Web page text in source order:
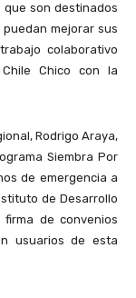
son destinados
mejorar sus
colaborativo
Chico con la
Rodrigo Araya,
Siembra Por
de emergencia a
de Desarrollo
de convenios
usuarios de esta